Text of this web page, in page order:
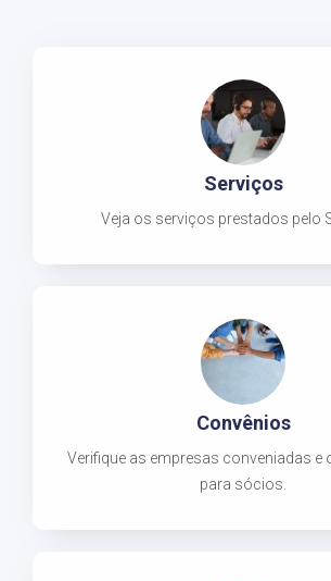
Serviços
Veja os serviços prestados pelo
Convênios
Verifique as empresas conveniadas e
para sócios.